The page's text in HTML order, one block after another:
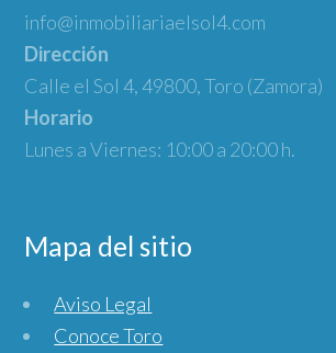
info@inmobiliariaelsol4.com
Dirección
Calle el Sol 4, 49800, Toro (Zamora)
Horario
Lunes a Viernes: 10:00 a 20:00 h.
Mapa del sitio
Aviso Legal
Conoce Toro